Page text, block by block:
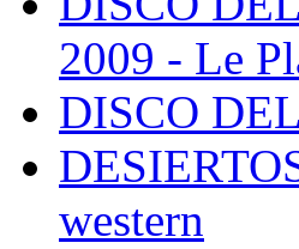
2009 - Le
DISCO
western